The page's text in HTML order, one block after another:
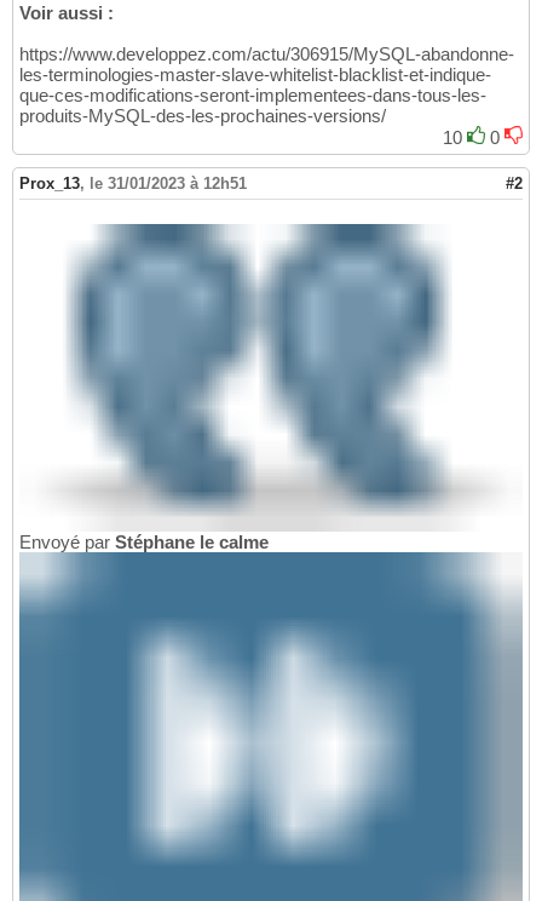
Voir aussi :
https://www.developpez.com/actu/306915/MySQL-abandonne-
les-terminologies-master-slave-whitelist-blacklist-et-indique-
que-ces-modifications-seront-implementees-dans-tous-les-
produits-MySQL-des-les-prochaines-versions/
10
0
Prox_13, le 31/01/2023 à 12h51 #2
Envoyé par Stéphane le calme